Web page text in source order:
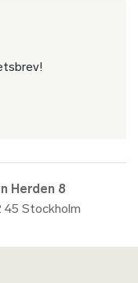
Herden 8
45 Stockholm